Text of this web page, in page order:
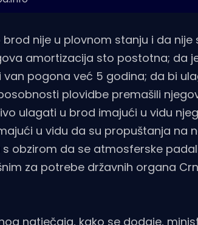
nije u plovnom stanju i da nije
amortizacija sto postotna; da
pogona već 5 godina; da bi
plovidbe premašili
ulagati u brod imajući u vidu
u vidu da su propuštanja na
obzirom da se atmosferske
za potrebe državnih organa
natječaja, kako se dodaje,